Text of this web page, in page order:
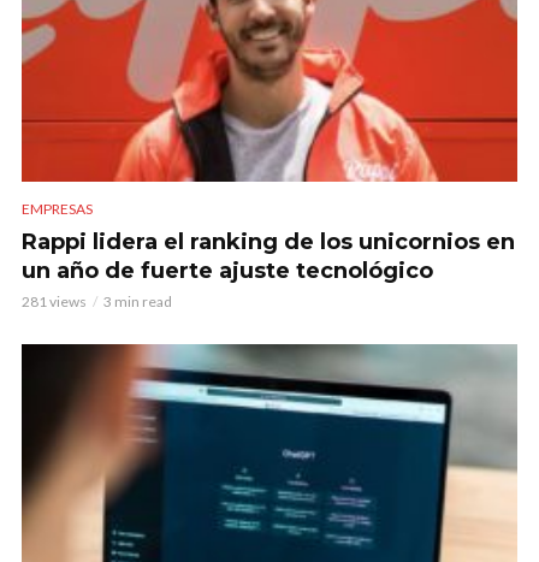
EMPRESAS
Rappi lidera el ranking de los unicornios en
un año de fuerte ajuste tecnológico
281 views 3 min read